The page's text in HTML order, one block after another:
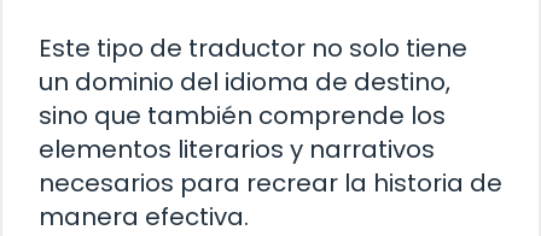
Este tipo de traductor no solo tiene
un dominio del idioma de destino,
sino que también comprende los
elementos literarios y narrativos
necesarios para recrear la historia de
manera efectiva.